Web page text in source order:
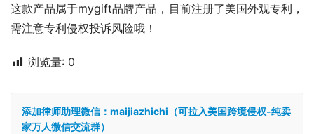
这款产品属于mygift品牌产品，目前注册了美国外观专利，
需注意专利侵权投诉风险哦！
浏览量: 0
添加律师助理微信：maijiazhichi（可拉入美国跨境侵权-纯卖
家万人微信交流群）